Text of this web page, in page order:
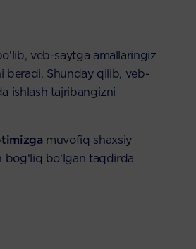
veb-saytga amallaringiz
beradi. Shunday qilib, veb-
ishlash tajribangizni
muvofiq shaxsiy
bo‘lgan taqdirda